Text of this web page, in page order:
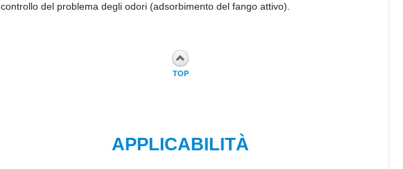
controllo del problema degli odori (adsorbimento del fango attivo).
TOP
APPLICABILITÀ